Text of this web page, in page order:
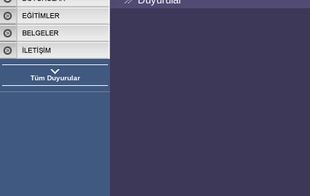
Tüm Duyurular